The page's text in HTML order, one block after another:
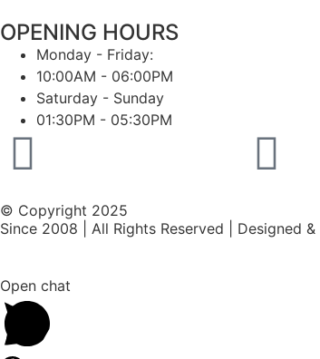
OPENING HOURS
Monday - Friday:
10:00AM - 06:00PM
Saturday - Sunday
01:30PM - 05:30PM
© Copyright 2025
Since 2008 | All Rights Reserved | Designed
Open chat